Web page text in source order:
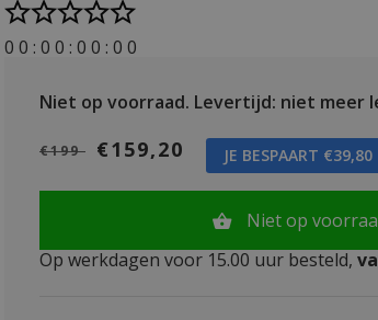
0 0 : 0 0 : 0 0 : 0 0
Niet op voorraad. Levertijd: niet meer
€199 €159,20 JE BESPAART €39,80
Niet op
Op werkdagen voor 15.00 uur besteld,